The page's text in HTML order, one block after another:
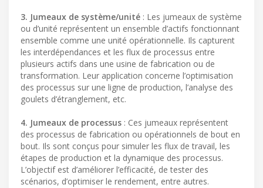
3. Jumeaux de système/unité : Les jumeaux de système
ou d’unité représentent un ensemble d’actifs fonctionnant
ensemble comme une unité opérationnelle. Ils capturent
les interdépendances et les flux de processus entre
plusieurs actifs dans une usine de fabrication ou de
transformation. Leur application concerne l’optimisation
des processus sur une ligne de production, l’analyse des
goulets d’étranglement, etc.
4. Jumeaux de processus : Ces jumeaux représentent
des processus de fabrication ou opérationnels de bout en
bout. Ils sont conçus pour simuler les flux de travail, les
étapes de production et la dynamique des processus.
L’objectif est d’améliorer l’efficacité, de tester des
scénarios, d’optimiser le rendement, entre autres.